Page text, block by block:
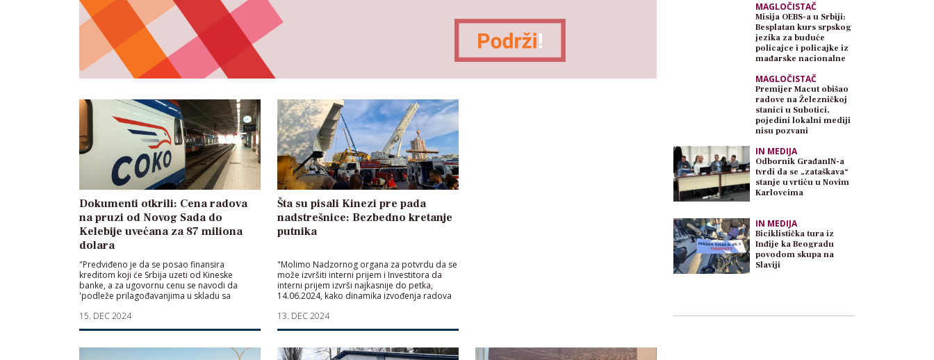
Dokumenti otkrili: Cena radova
na pruzi od Novog Sada do
Kelebije uvećana za 87 miliona
dolara
"Predviđeno je da se posao finansira
kreditom koji će Srbija uzeti od Kineske
banke, a za ugovornu cenu se navodi da
'podleže prilagođavanjima u skladu sa
15. DEC 2024
Šta su pisali Kinezi pre pada
nadstrešnice: Bezbedno kretanje
putnika
"Molimo Nadzornog organa za potvrdu da se
može izvršiti interni prijem i Investitora da
interni prijem izvrši najkasnije do petka,
14.06.2024, kako dinamika izvođenja radova
13. DEC 2024
MAGLOČISTAČ
Misija OEBS-a u Srbiji:
Besplatan kurs srpskog
jezika za buduće
policajce i policajke iz
mađarske nacionalne
MAGLOČISTAČ
Premijer Macut obišao
radove na Železničkoj
stanici u Subotici,
pojedini lokalni mediji
nisu pozvani
IN MEDIJA
Odbornik GrađanIN-a
tvrdi da se „zataškava“
stanje u vrtiću u Novim
Karlovcima
IN MEDIJA
Biciklistička tura iz
Inđije ka Beogradu
povodom skupa na
Slaviji